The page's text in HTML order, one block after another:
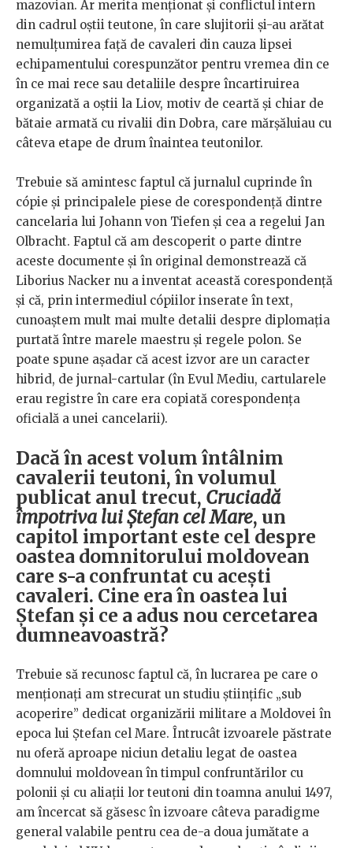
mazovian. Ar merita menţionat şi conflictul intern
din cadrul oștii teutone, în care slujitorii şi-au arătat
nemulţumirea faţă de cavaleri din cauza lipsei
echipamentului corespunzător pentru vremea din ce
în ce mai rece sau detaliile despre încartiruirea
organizată a oştii la Liov, motiv de ceartă şi chiar de
bătaie armată cu rivalii din Dobra, care mărşăluiau cu
câteva etape de drum înaintea teutonilor.
Trebuie să amintesc faptul că jurnalul cuprinde în
cópie şi principalele piese de corespondenţă dintre
cancelaria lui Johann von Tiefen şi cea a regelui Jan
Olbracht. Faptul că am descoperit o parte dintre
aceste documente şi în original demonstrează că
Liborius Nacker nu a inventat această corespondenţă
şi că, prin intermediul cópiilor inserate în text,
cunoaştem mult mai multe detalii despre diplomaţia
purtată între marele maestru şi regele polon. Se
poate spune așadar că acest izvor are un caracter
hibrid, de jurnal-cartular (în Evul Mediu, cartularele
erau registre în care era copiată corespondenţa
oficială a unei cancelarii).
Dacă în acest volum întâlnim
cavalerii teutoni, în volumul
publicat anul trecut, Cruciadă
împotriva lui Ștefan cel Mare, un
capitol important este cel despre
oastea domnitorului moldovean
care s-a confruntat cu acești
cavaleri. Cine era în oastea lui
Ștefan și ce a adus nou cercetarea
dumneavoastră?
Trebuie să recunosc faptul că, în lucrarea pe care o
menționați am strecurat un studiu ştiinţific „sub
acoperire” dedicat organizării militare a Moldovei în
epoca lui Ştefan cel Mare. Întrucât izvoarele păstrate
nu oferă aproape niciun detaliu legat de oastea
domnului moldovean în timpul confruntărilor cu
polonii şi cu aliaţii lor teutoni din toamna anului 1497,
am încercat să găsesc în izvoare câteva paradigme
general valabile pentru cea de-a doua jumătate a